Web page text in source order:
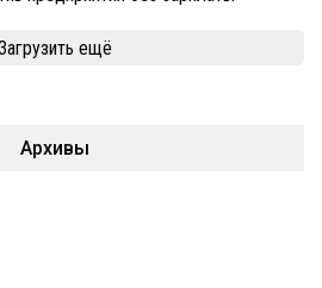
ещё
Архивы